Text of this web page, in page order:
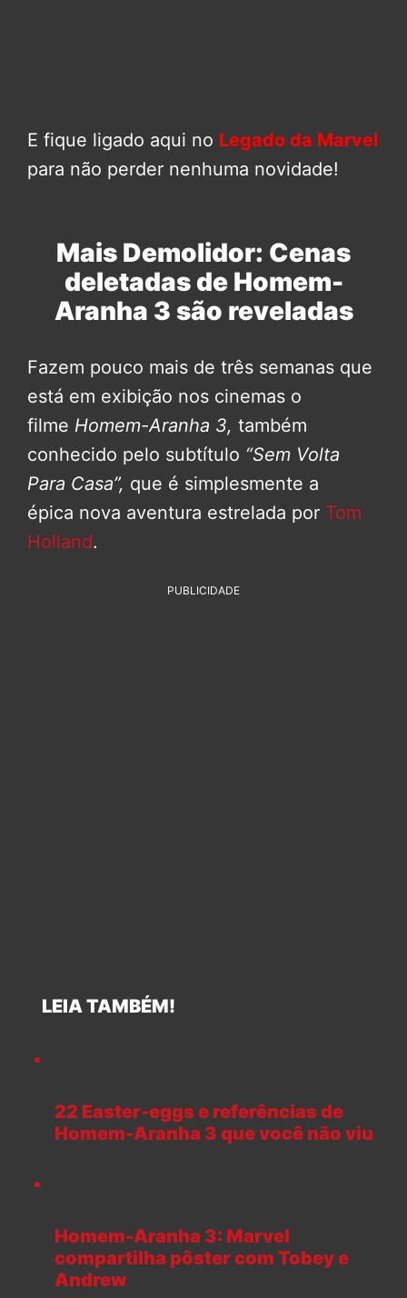
E fique ligado aqui no Legado da Marvel
para não perder nenhuma novidade!
Mais Demolidor: Cenas
deletadas de Homem-
Aranha 3 são reveladas
Fazem pouco mais de três semanas que
está em exibição nos cinemas o
filme Homem-Aranha 3, também
conhecido pelo subtítulo “Sem Volta
Para Casa”, que é simplesmente a
épica nova aventura estrelada por Tom
Holland.
PUBLICIDADE
LEIA TAMBÉM!
22 Easter-eggs e referências de
Homem-Aranha 3 que você não viu
Homem-Aranha 3: Marvel
compartilha pôster com Tobey e
Andrew